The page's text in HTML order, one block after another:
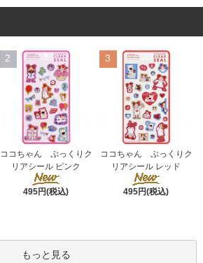
2
ココちゃん ぷっくりク
リアシール ピンク
495円(税込)
3
ココちゃん ぷっくりク
リアシール レッド
495円(税込)
もっと見る